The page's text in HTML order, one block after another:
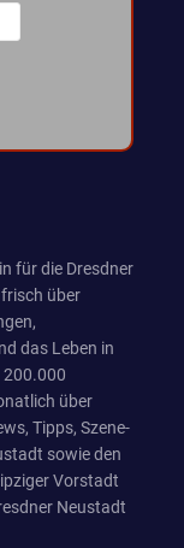
für die Dresdner
über
das Leben in
200.000
über
Tipps, Szene-
sowie den
Vorstadt
Neustadt